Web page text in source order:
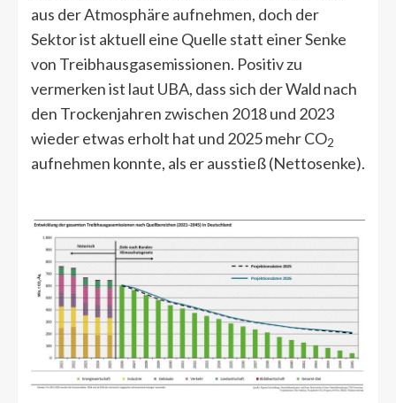
aus der Atmosphäre aufnehmen, doch der
Sektor ist aktuell eine Quelle statt einer Senke
von Treibhausgasemissionen. Positiv zu
vermerken ist laut UBA, dass sich der Wald nach
den Trockenjahren zwischen 2018 und 2023
wieder etwas erholt hat und 2025 mehr CO2
aufnehmen konnte, als er ausstieß (Nettosenke).